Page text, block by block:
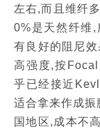
左右,而且维纤
0%是天然纤维,
有良好的阻尼
高强度,按
乎已经接近
适合拿来作成
国地区,成本不